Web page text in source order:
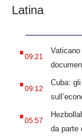
Latina
.09:21
.09:12
Cuba:
.05:57
da parte